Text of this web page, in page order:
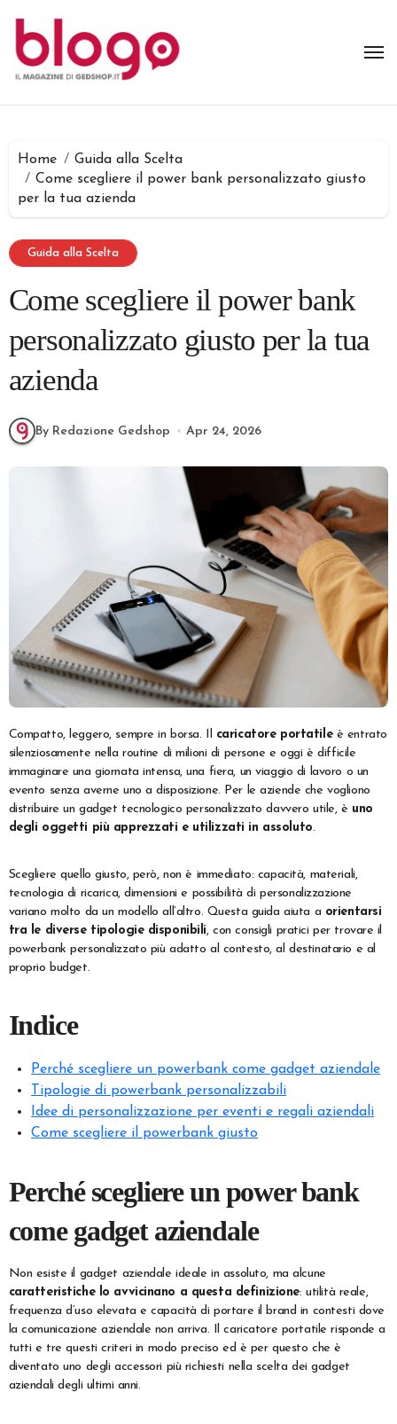
contenuto
Home
Guida alla Scelta
Come scegliere il power bank personalizzato giusto
per la tua azienda
Guida alla Scelta
Come scegliere il power bank
personalizzato giusto per la tua
azienda
By Redazione Gedshop Apr 24, 2026
Compatto, leggero, sempre in borsa. Il caricatore portatileè entrato
silenziosamente nella routine di milioni di persone e oggi è difficile
immaginare una giornata intensa, una fiera, un viaggio di lavoro o un
evento senza averne uno a disposizione. Per le aziende che vogliono
distribuire un gadget tecnologico personalizzato davvero utile, è uno
degli oggetti più apprezzati e utilizzati in assoluto.
Scegliere quello giusto, però, non è immediato: capacità, materiali,
tecnologia di ricarica, dimensioni e possibilità di personalizzazione
variano molto da un modello all’altro. Questa guida aiuta a orientarsi
tra le diverse tipologie disponibili, con consigli pratici per trovare il
powerbank personalizzato più adatto al contesto, al destinatario e al
proprio budget.
Indice
Perché scegliere un powerbank come gadget aziendale
Tipologie di powerbank personalizzabili
Idee di personalizzazione per eventi e regali aziendali
Come scegliere il powerbank giusto
Perché scegliere un power bank
come gadget aziendale
Non esiste il gadget aziendale ideale in assoluto, ma alcune
caratteristiche lo avvicinano a questa definizione: utilità reale,
frequenza d’uso elevata e capacità di portare il brand in contesti dove
la comunicazione aziendale non arriva. Il caricatore portatile risponde a
tutti e tre questi criteri in modo preciso ed è per questo che è
diventato uno degli accessori più richiesti nella scelta dei gadget
aziendali degli ultimi anni.